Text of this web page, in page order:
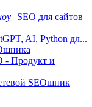
SEO для сайтов
AI, Python дл...
- Продукт и
SEOшник